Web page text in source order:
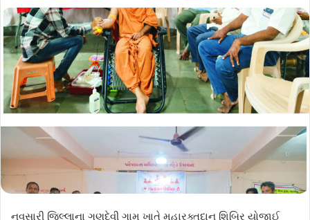
નવસારી જિલ્લાના ગણદેવી ગામ ખાતે મહારક્તદાન શિબિર યોજાઈ